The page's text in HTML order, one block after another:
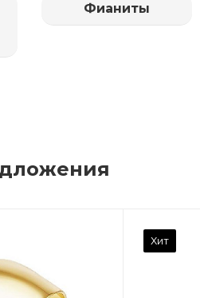
Фианиты
Хит